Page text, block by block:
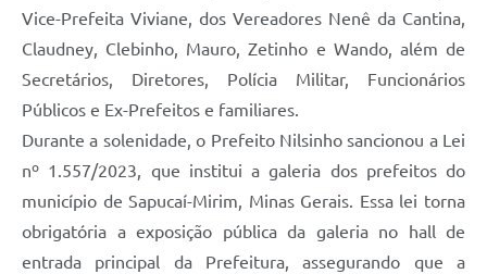
Vice-Prefeita Viviane, dos Vereadores Nenê da Cantina,
Claudney, Clebinho, Mauro, Zetinho e Wando, além de
Secretários, Diretores, Polícia Militar, Funcionários
Públicos e Ex-Prefeitos e familiares.
Durante a solenidade, o Prefeito Nilsinho sancionou a Lei
nº 1.557/2023, que institui a galeria dos prefeitos do
município de Sapucaí-Mirim, Minas Gerais. Essa lei torna
obrigatória a exposição pública da galeria no hall de
entrada principal da Prefeitura, assegurando que a